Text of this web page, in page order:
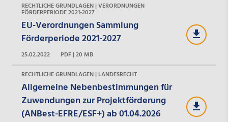
RECHTLICHE GRUNDLAGEN | VERORDNUNGEN
FÖRDERPERIODE 2021-2027
EU-Verordnungen Sammlung
Förderperiode 2021-2027
25.02.2022
PDF | 20 MB
RECHTLICHE GRUNDLAGEN | LANDESRECHT
Allgemeine Nebenbestimmungen für
Zuwendungen zur Projektförderung
(ANBest-EFRE/ESF+) ab 01.04.2026